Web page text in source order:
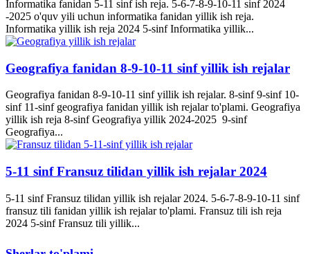
Informatika fanidan 5-11 sinf ish reja. 5-6-7-8-9-10-11 sinf 2024
-2025 o'quv yili uchun informatika fanidan yillik ish reja.
Informatika yillik ish reja 2024 5-sinf Informatika yillik...
Geografiya fanidan 8-9-10-11 sinf yillik ish rejalar
Geografiya fanidan 8-9-10-11 sinf yillik ish rejalar. 8-sinf 9-sinf 10-
sinf 11-sinf geografiya fanidan yillik ish rejalar to'plami. Geografiya
yillik ish reja 8-sinf Geografiya yillik 2024-2025 9-sinf
Geografiya...
5-11 sinf Fransuz tilidan yillik ish rejalar 2024
5-11 sinf Fransuz tilidan yillik ish rejalar 2024. 5-6-7-8-9-10-11 sinf
fransuz tili fanidan yillik ish rejalar to'plami. Fransuz tili ish reja
2024 5-sinf Fransuz tili yillik...